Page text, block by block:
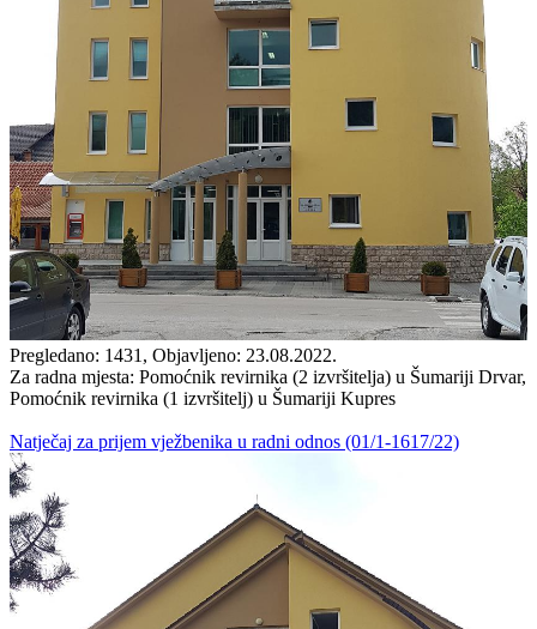
Pregledano: 1431, Objavljeno: 23.08.2022.
Za radna mjesta: Pomoćnik revirnika (2 izvršitelja) u Šumariji Drvar,
Pomoćnik revirnika (1 izvršitelj) u Šumariji Kupres
Natječaj za prijem vježbenika u radni odnos (01/1-1617/22)